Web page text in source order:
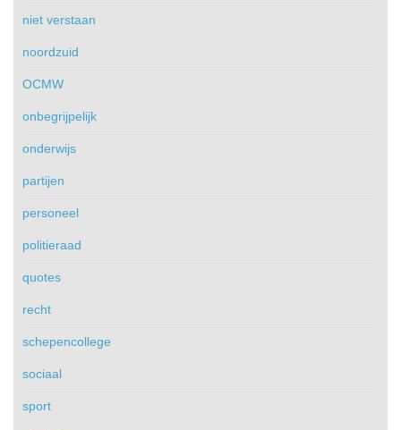
niet verstaan
noordzuid
OCMW
onbegrijpelijk
onderwijs
partijen
personeel
politieraad
quotes
recht
schepencollege
sociaal
sport